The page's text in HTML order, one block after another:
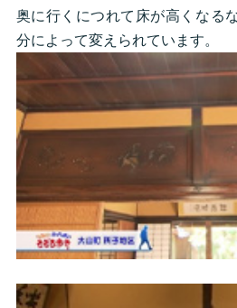
奥に行くにつれて床が高くなる
分によって変えられています。